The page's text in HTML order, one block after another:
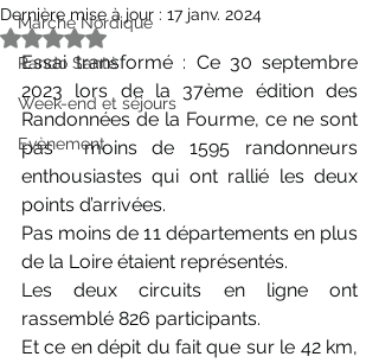
Marche Nordique
Rando Santé
Week-end et séjours
Evènement
Dernière mise à jour : 17 janv. 2024
Noté NaN étoiles sur 5.
Essai transformé : Ce 30 septembre
2023 lors de la 37ème édition des
Randonnées de la Fourme, ce ne sont
pas  moins de 1595 randonneurs
enthousiastes qui ont rallié les deux
points d’arrivées.
Pas moins de 11 départements en plus
de la Loire étaient représentés.
Les deux circuits en ligne ont
rassemblé 826 participants.
Et ce en dépit du fait que sur le 42 km,